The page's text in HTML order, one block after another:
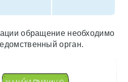
обращение необходимо
орган.